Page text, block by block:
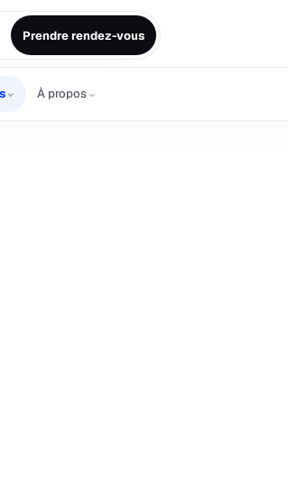
Prendre rendez-vous
⌄ À propos⌄